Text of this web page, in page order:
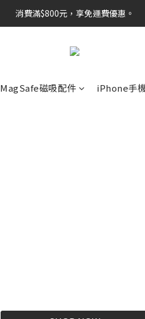
消費滿$800元，享免運費優惠。
MagSafe磁吸配件 iPhone手